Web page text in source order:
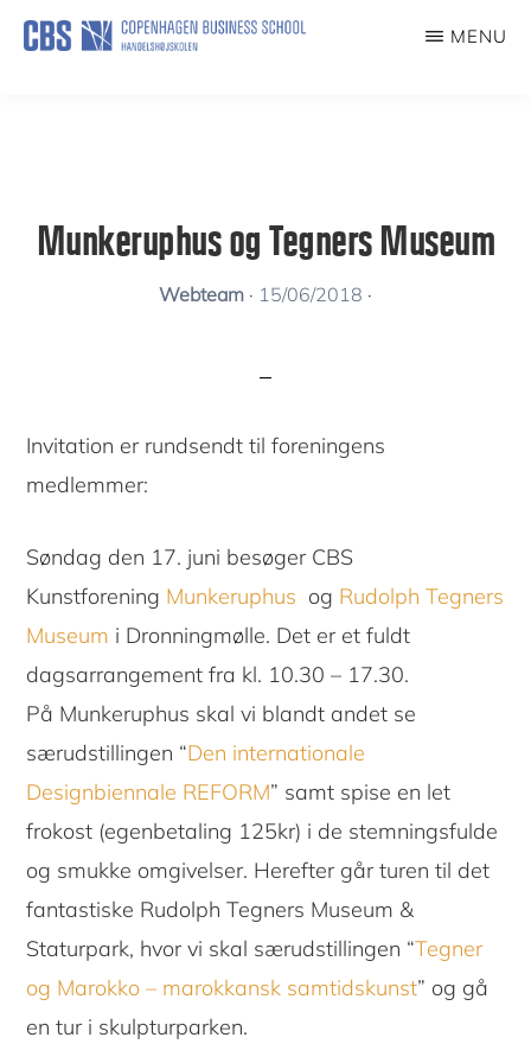
Skip
MENU
Munkeruphus og Tegners Museum
Webteam · 15/06/2018 ·
Invitation er rundsendt til foreningens
medlemmer:
Søndag den 17. juni besøger CBS
Kunstforening Munkeruphus og Rudolph Tegners
Museum i Dronningmølle. Det er et fuldt
dagsarrangement fra kl. 10.30 – 17.30.
På Munkeruphus skal vi blandt andet se
særudstillingen “Den internationale
Designbiennale REFORM” samt spise en let
frokost (egenbetaling 125kr) i de stemningsfulde
og smukke omgivelser. Herefter går turen til det
fantastiske Rudolph Tegners Museum &
Staturpark, hvor vi skal særudstillingen “Tegner
og Marokko – marokkansk samtidskunst” og gå
en tur i skulpturparken.